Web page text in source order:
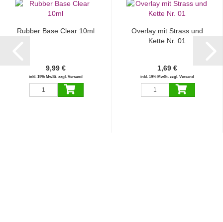
Rubber Base Clear 10ml
9,99 €
inkl. 19% MwSt. zzgl. Versand
Overlay mit Strass und
Kette Nr. 01
1,69 €
inkl. 19% MwSt. zzgl. Versand